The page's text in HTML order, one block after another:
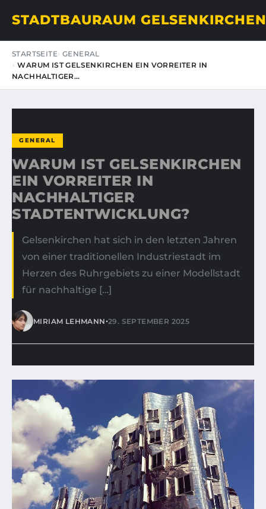
STADTBAURAUM GELSENKIRCHEN
STARTSEITE GENERAL
WARUM IST GELSENKIRCHEN EIN VORREITER IN
NACHHALTIGER…
GENERAL
WARUM IST GELSENKIRCHEN
EIN VORREITER IN
NACHHALTIGER
STADTENTWICKLUNG?
Gelsenkirchen hat sich in den letzten Jahren
von einer traditionellen Industriestadt im
Herzen des Ruhrgebiets zu einer Modellstadt
für nachhaltige […]
MIRIAM LEHMANN•29. SEPTEMBER 2025